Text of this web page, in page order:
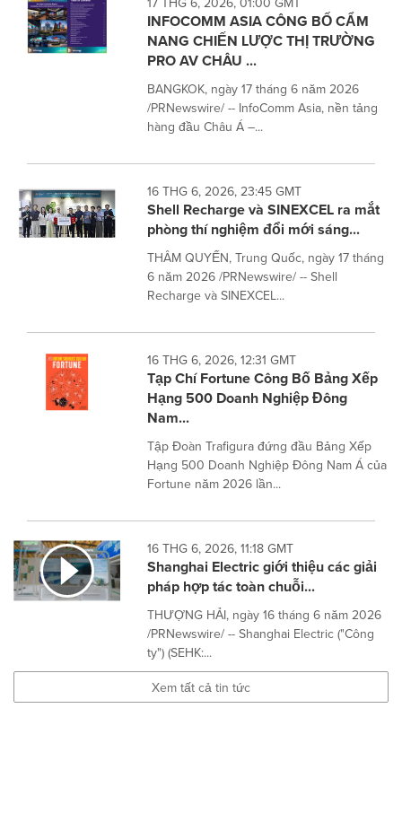
INFOCOMM ASIA CÔNG BỐ CẨM
NANG CHIẾN LƯỢC THỊ TRƯỜNG
PRO AV CHÂU ...
BANGKOK, ngày 17 tháng 6 năm 2026
/PRNewswire/ -- InfoComm Asia, nền tảng
hàng đầu Châu Á –...
16 THG 6, 2026, 23:45 GMT
Shell Recharge và SINEXCEL ra mắt
phòng thí nghiệm đổi mới sáng...
THÂM QUYẾN, Trung Quốc, ngày 17 tháng
6 năm 2026 /PRNewswire/ -- Shell
Recharge và SINEXCEL...
16 THG 6, 2026, 12:31 GMT
Tạp Chí Fortune Công Bố Bảng Xếp
Hạng 500 Doanh Nghiệp Đông
Nam...
Tập Đoàn Trafigura đứng đầu Bảng Xếp
Hạng 500 Doanh Nghiệp Đông Nam Á của
Fortune năm 2026 lần...
16 THG 6, 2026, 11:18 GMT
Shanghai Electric giới thiệu các giải
pháp hợp tác toàn chuỗi...
THƯỢNG HẢI, ngày 16 tháng 6 năm 2026
/PRNewswire/ -- Shanghai Electric ("Công
ty") (SEHK:...
Xem tất cả tin tức